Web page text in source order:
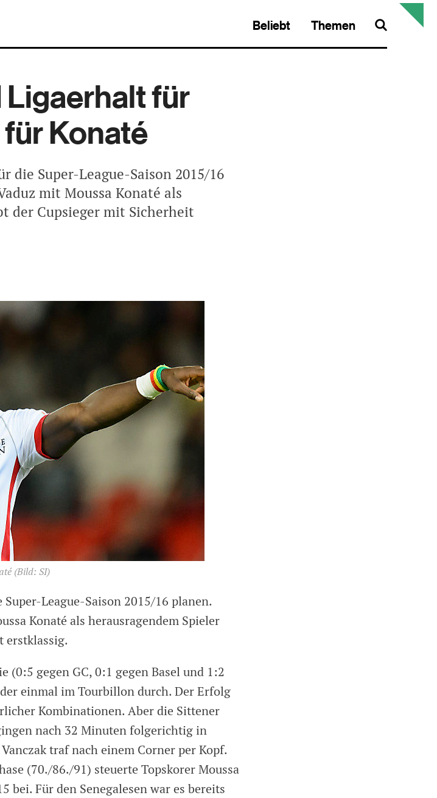
Beliebt Themen
für
Konaté
die Super-League-Saison 2015/16
mit Moussa Konaté als
der Cupsieger mit Sicherheit
(Bild: SI)
League-Saison 2015/16 planen.
Konaté als herausragendem Spieler
erstklassig.
(0:5 gegen GC, 0:1 gegen Basel und 1:2
einmal im Tourbillon durch. Der Erfolg
Kombinationen. Aber die Sittener
nach 32 Minuten folgerichtig in
traf nach einem Corner per Kopf.
(70./86./91) steuerte Topskorer Moussa
bei. Für den Senegalesen war es bereits